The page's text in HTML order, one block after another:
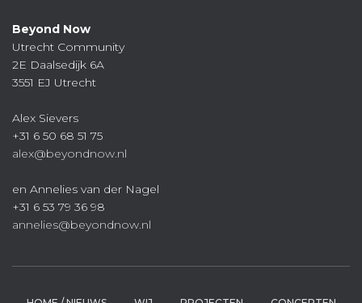
Beyond Now
Utrecht Community
2E Daalsedijk 6A
3551 EJ Utrecht
Alex Sievers
+31 6 50 68 51 75
alex@beyondnow.nl
en Annelies van der Nagel
+31 6 53 79 36 98
annelies@beyondnow.nl